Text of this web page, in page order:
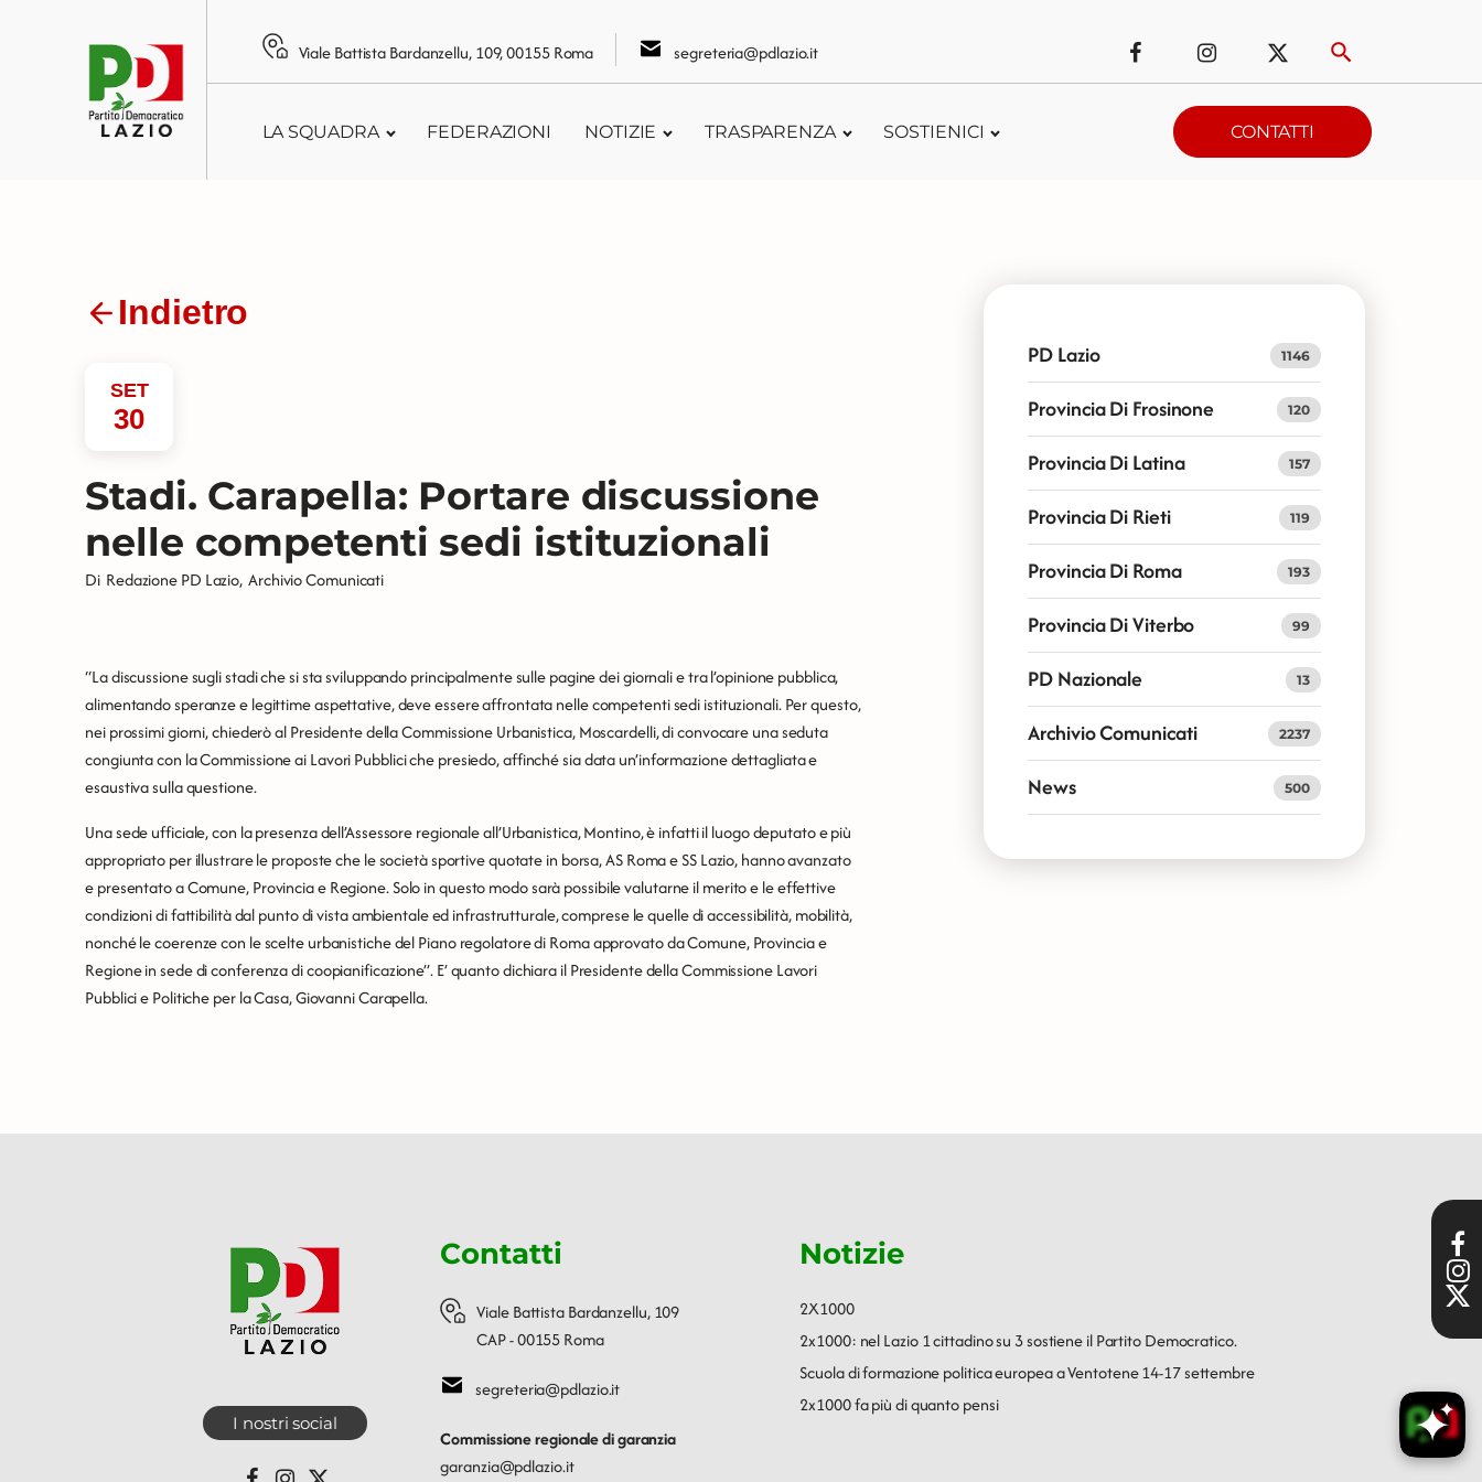
Viale Battista Bardanzellu, 109, 00155 Roma segreteria@pdlazio.it
LA SQUADRA FEDERAZIONI NOTIZIE TRASPARENZA SOSTIENICI CONTATTI
Indietro
SET
30
Stadi. Carapella: Portare discussione
nelle competenti sedi istituzionali
Di Redazione PD Lazio, Archivio Comunicati
“La discussione sugli stadi che si sta sviluppando principalmente sulle pagine dei giornali e tra l’opinione pubblica,
alimentando speranze e legittime aspettative, deve essere affrontata nelle competenti sedi istituzionali. Per questo,
nei prossimi giorni, chiederò al Presidente della Commissione Urbanistica, Moscardelli, di convocare una seduta
congiunta con la Commissione ai Lavori Pubblici che presiedo, affinché sia data un’informazione dettagliata e
esaustiva sulla questione.
Una sede ufficiale, con la presenza dell’Assessore regionale all’Urbanistica, Montino, è infatti il luogo deputato e più
appropriato per illustrare le proposte che le società sportive quotate in borsa, AS Roma e SS Lazio, hanno avanzato
e presentato a Comune, Provincia e Regione. Solo in questo modo sarà possibile valutarne il merito e le effettive
condizioni di fattibilità dal punto di vista ambientale ed infrastrutturale, comprese le quelle di accessibilità, mobilità,
nonché le coerenze con le scelte urbanistiche del Piano regolatore di Roma approvato da Comune, Provincia e
Regione in sede di conferenza di coopianificazione”. E’ quanto dichiara il Presidente della Commissione Lavori
Pubblici e Politiche per la Casa, Giovanni Carapella.
PD Lazio 1146
Provincia Di Frosinone 120
Provincia Di Latina 157
Provincia Di Rieti 119
Provincia Di Roma 193
Provincia Di Viterbo 99
PD Nazionale 13
Archivio Comunicati 2237
News 500
I nostri social
Contatti
Viale Battista Bardanzellu, 109
CAP - 00155 Roma
segreteria@pdlazio.it
Commissione regionale di garanzia
garanzia@pdlazio.it
Notizie
2X1000
2x1000: nel Lazio 1 cittadino su 3 sostiene il Partito Democratico.
Scuola di formazione politica europea a Ventotene 14-17 settembre
2x1000 fa più di quanto pensi